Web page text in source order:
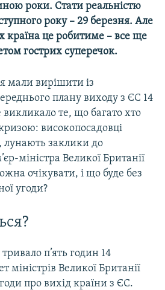
роки. Стати реальністю
року – 29 березня. Але
країна це робитиме – все ще
гострих суперечок.
мали вирішити із
плану виходу з ЄС 14
те, що багато хто
високопосадовці
лунають заклики до
міністра Великої Британії
очікувати, і що буде без
угоди?
п’ять годин 14
міністрів Великої Британії
про вихід країни з ЄС.